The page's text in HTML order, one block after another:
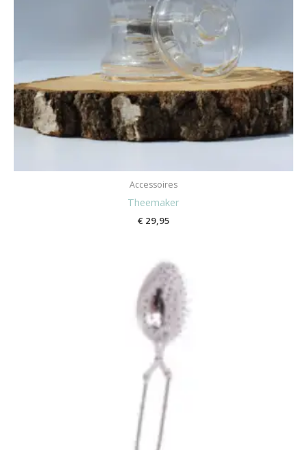
Accessoires
Theemaker
€ 29,95